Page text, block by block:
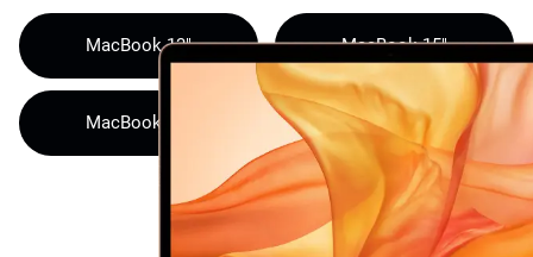
MacBook 13" MacBook 15"
MacBook 11"